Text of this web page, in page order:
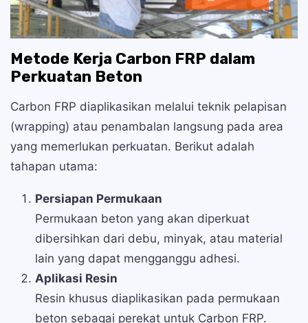
Metode Kerja Carbon FRP dalam
Perkuatan Beton
Carbon FRP diaplikasikan melalui teknik pelapisan
(wrapping) atau penambalan langsung pada area
yang memerlukan perkuatan. Berikut adalah
tahapan utama:
Persiapan Permukaan
Permukaan beton yang akan diperkuat
dibersihkan dari debu, minyak, atau material
lain yang dapat mengganggu adhesi.
Aplikasi Resin
Resin khusus diaplikasikan pada permukaan
beton sebagai perekat untuk Carbon FRP.